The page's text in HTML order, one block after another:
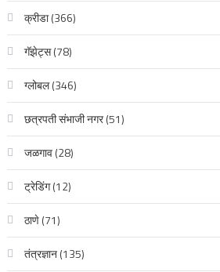
क्रीडा(366)
गॅझेट्स(78)
ग्लोबल(346)
छत्रपती संभाजी नगर(51)
जळगाव(28)
ट्रेडिंग(12)
ठाणे(71)
तंत्रज्ञान(135)